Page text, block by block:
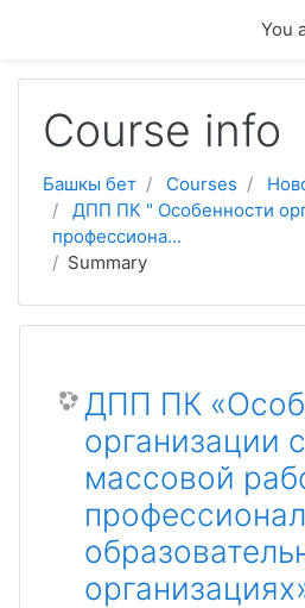
You
Course info
Башкы бет Courses
ДПП ПК " Особенности
профессиона...
Summary
ДПП ПК
организации
массовой